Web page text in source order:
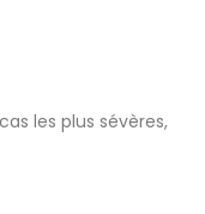
les plus sévères,